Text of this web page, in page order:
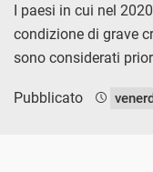
I paesi in cui nel
condizione di grave
sono considerati
Pubblicato